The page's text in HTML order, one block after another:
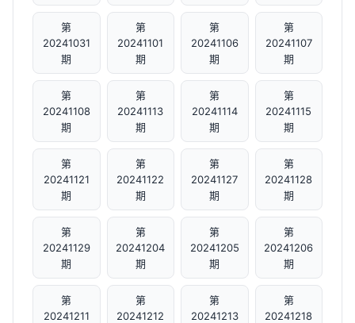
第
20241031
期
第
20241101
期
第
20241106
期
第
20241107
期
第
20241108
期
第
20241113
期
第
20241114
期
第
20241115
期
第
20241121
期
第
20241122
期
第
20241127
期
第
20241128
期
第
20241129
期
第
20241204
期
第
20241205
期
第
20241206
期
第
20241211
第
20241212
第
20241213
第
20241218